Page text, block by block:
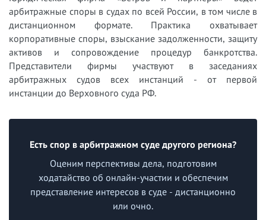
арбитражные споры в судах по всей России, в том числе в
дистанционном формате. Практика охватывает
корпоративные споры, взыскание задолженности, защиту
активов и сопровождение процедур банкротства.
Представители фирмы участвуют в заседаниях
арбитражных судов всех инстанций - от первой
инстанции до Верховного суда РФ.
Есть спор в арбитражном суде другого региона?
Оценим перспективы дела, подготовим
ходатайство об онлайн-участии и обеспечим
представление интересов в суде - дистанционно
или очно.